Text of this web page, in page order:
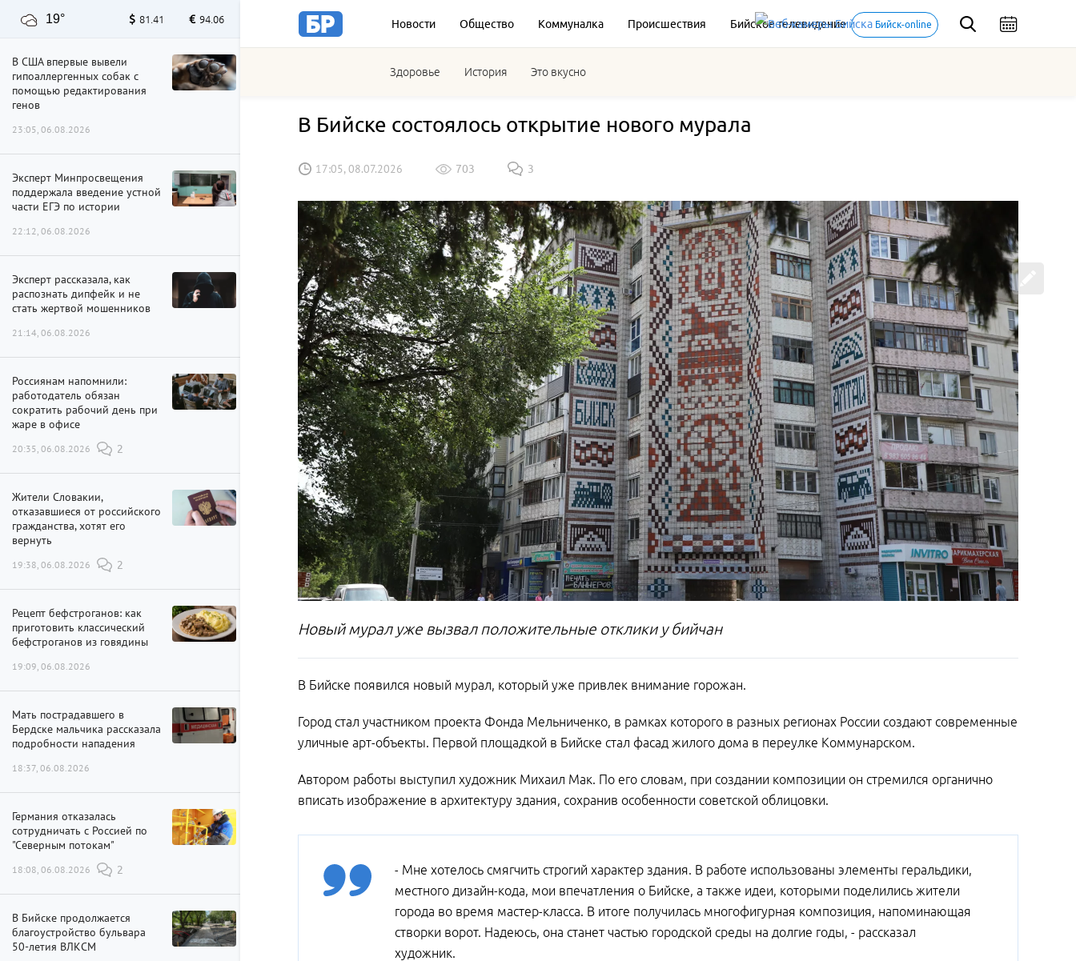
Новости Общество Коммуналка Происшествия Бийское телевидение Бийск-online
Здоровье История Это вкусно
19° 81.41 94.06
В США впервые вывели
гипоаллергенных собак с
помощью редактирования
генов
23:05, 06.08.2026
Эксперт Минпросвещения
поддержала введение устной
части ЕГЭ по истории
22:12, 06.08.2026
Эксперт рассказала, как
распознать дипфейк и не
стать жертвой мошенников
21:14, 06.08.2026
Россиянам напомнили:
работодатель обязан
сократить рабочий день при
жаре в офисе
20:35, 06.08.2026 2
Жители Словакии,
отказавшиеся от российского
гражданства, хотят его
вернуть
19:38, 06.08.2026 2
Рецепт бефстроганов: как
приготовить классический
бефстроганов из говядины
19:09, 06.08.2026
Мать пострадавшего в
Бердске мальчика рассказала
подробности нападения
18:37, 06.08.2026
Германия отказалась
сотрудничать с Россией по
"Северным потокам"
18:08, 06.08.2026 2
В Бийске продолжается
благоустройство бульвара
50-летия ВЛКСМ
В Бийске состоялось открытие нового мурала
17:05, 08.07.2026 703 3
Новый мурал уже вызвал положительные отклики у бийчан
В Бийске появился новый мурал, который уже привлек внимание горожан.
Город стал участником проекта Фонда Мельниченко, в рамках которого в разных регионах России создают современные
уличные арт-объекты. Первой площадкой в Бийске стал фасад жилого дома в переулке Коммунарском.
Автором работы выступил художник Михаил Мак. По его словам, при создании композиции он стремился органично
вписать изображение в архитектуру здания, сохранив особенности советской облицовки.
- Мне хотелось смягчить строгий характер здания. В работе использованы элементы геральдики,
местного дизайн-кода, мои впечатления о Бийске, а также идеи, которыми поделились жители
города во время мастер-класса. В итоге получилась многофигурная композиция, напоминающая
створки ворот. Надеюсь, она станет частью городской среды на долгие годы, - рассказал
художник.